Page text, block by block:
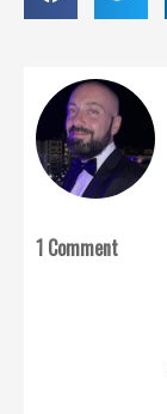
1 Comment